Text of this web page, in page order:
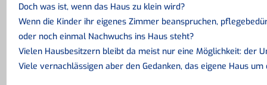
Doch was ist, wenn das Haus zu klein wird?
Wenn die Kinder ihr eigenes Zimmer beanspruchen,
oder noch einmal Nachwuchs ins Haus steht?
Vielen Hausbesitzern bleibt da meist nur eine Möglichkeit: der
Viele vernachlässigen aber den Gedanken, das eigene Haus